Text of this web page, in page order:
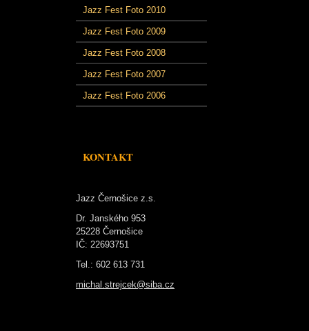
Jazz Fest Foto 2010
Jazz Fest Foto 2009
Jazz Fest Foto 2008
Jazz Fest Foto 2007
Jazz Fest Foto 2006
KONTAKT
Jazz Černošice z.s.
Dr. Janského 953
25228 Černošice
IČ: 22693751
Tel.: 602 613 731
michal.strejcek@siba.cz